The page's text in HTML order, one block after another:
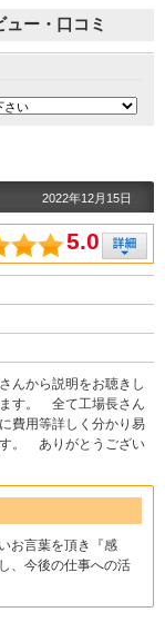
ー・口コミ
2022年12月15日
5.0
んから説明をお聴きし
す。 全て工場長さん
費用等詳しく分かり易
。 ありがとうござい
お言葉を頂き『感
、今後の仕事への活